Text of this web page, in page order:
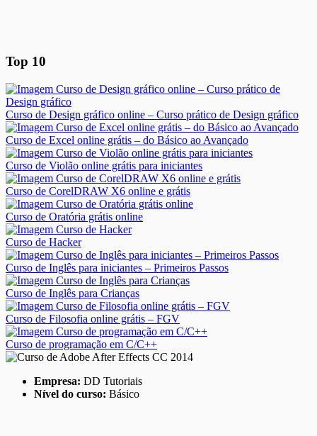
Top 10
Curso de Design gráfico online – Curso prático de Design gráfico
Curso de Excel online grátis – do Básico ao Avançado
Curso de Violão online grátis para iniciantes
Curso de CorelDRAW X6 online e grátis
Curso de Oratória grátis online
Curso de Hacker
Curso de Inglês para iniciantes – Primeiros Passos
Curso de Inglês para Crianças
Curso de Filosofia online grátis – FGV
Curso de programação em C/C++
Empresa: DD Tutoriais
Nível do curso: Básico